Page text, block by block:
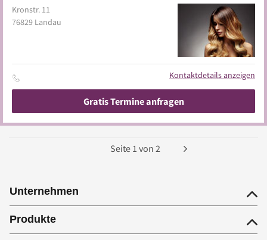
Kronstr. 11
76829 Landau
Kontaktdetails anzeigen
Gratis Termine anfragen
Seite 1 von 2
Unternehmen
Produkte